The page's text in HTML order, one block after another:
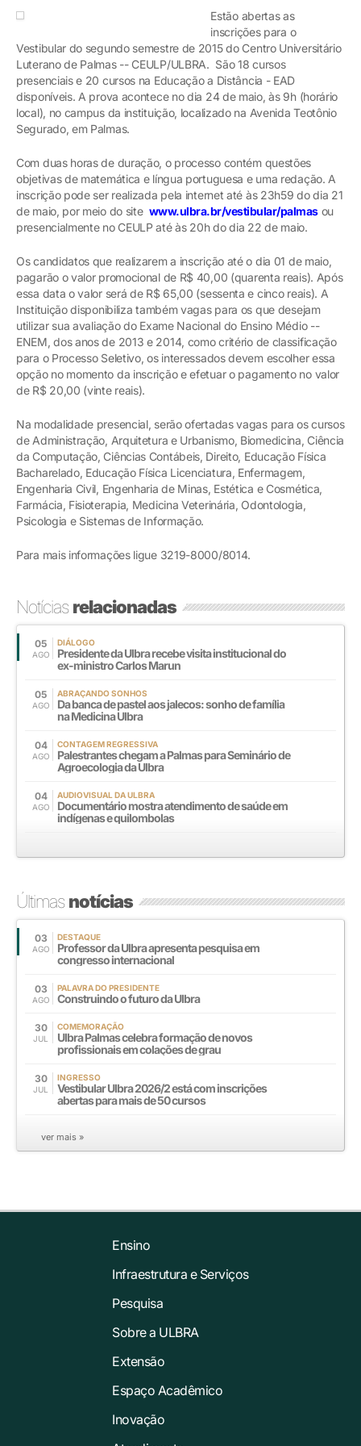
Estão abertas as
inscrições para o
Vestibular do segundo semestre de 2015 do Centro Universitário
Luterano de Palmas -- CEULP/ULBRA. São 18 cursos
presenciais e 20 cursos na Educação a Distância - EAD
disponíveis. A prova acontece no dia 24 de maio, às 9h (horário
local), no campus da instituição, localizado na Avenida Teotônio
Segurado, em Palmas.
Com duas horas de duração, o processo contém questões
objetivas de matemática e língua portuguesa e uma redação. A
inscrição pode ser realizada pela internet até às 23h59 do dia 21
de maio, por meio do site www.ulbra.br/vestibular/palmasou
presencialmente no CEULP até às 20h do dia 22 de maio.
Os candidatos que realizarem a inscrição até o dia 01 de maio,
pagarão o valor promocional de R$ 40,00 (quarenta reais). Após
essa data o valor será de R$ 65,00 (sessenta e cinco reais). A
Instituição disponibiliza também vagas para os que desejam
utilizar sua avaliação do Exame Nacional do Ensino Médio --
ENEM, dos anos de 2013 e 2014, como critério de classificação
para o Processo Seletivo, os interessados devem escolher essa
opção no momento da inscrição e efetuar o pagamento no valor
de R$ 20,00 (vinte reais).
Na modalidade presencial, serão ofertadas vagas para os cursos
de Administração, Arquitetura e Urbanismo, Biomedicina, Ciência
da Computação, Ciências Contábeis, Direito, Educação Física
Bacharelado, Educação Física Licenciatura, Enfermagem,
Engenharia Civil, Engenharia de Minas, Estética e Cosmética,
Farmácia, Fisioterapia, Medicina Veterinária, Odontologia,
Psicologia e Sistemas de Informação.
Para mais informações ligue 3219-8000/8014.
Notíciasrelacionadas
05
AGO
DIÁLOGO
Presidente da Ulbra recebe visita institucional do
ex-ministro Carlos Marun
05
AGO
ABRAÇANDO SONHOS
Da banca de pastel aos jalecos: sonho de família
na Medicina Ulbra
04
AGO
CONTAGEM REGRESSIVA
Palestrantes chegam a Palmas para Seminário de
Agroecologia da Ulbra
04
AGO
AUDIOVISUAL DA ULBRA
Documentário mostra atendimento de saúde em
indígenas e quilombolas
Últimasnotícias
03
AGO
DESTAQUE
Professor da Ulbra apresenta pesquisa em
congresso internacional
03
AGO
PALAVRA DO PRESIDENTE
Construindo o futuro da Ulbra
30
JUL
COMEMORAÇÃO
Ulbra Palmas celebra formação de novos
profissionais em colações de grau
30
JUL
INGRESSO
Vestibular Ulbra 2026/2 está com inscrições
abertas para mais de 50 cursos
ver mais »
Ensino
Infraestrutura e Serviços
Pesquisa
Sobre a ULBRA
Extensão
Espaço Acadêmico
Inovação